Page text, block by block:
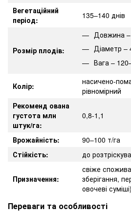
Вегетаційний
період:
135–140 днів
Розмір плодів:
Довжина
Діаметр –
Вага –
Колір:
насичено-
рівномірний
Рекоменд ована
густота млн
штук/га:
0,8-1,1
Врожайність:
90–100 т/га
Стійкість:
до
Призначення:
свіже
зберігання,
овочеві
Переваги та особливості